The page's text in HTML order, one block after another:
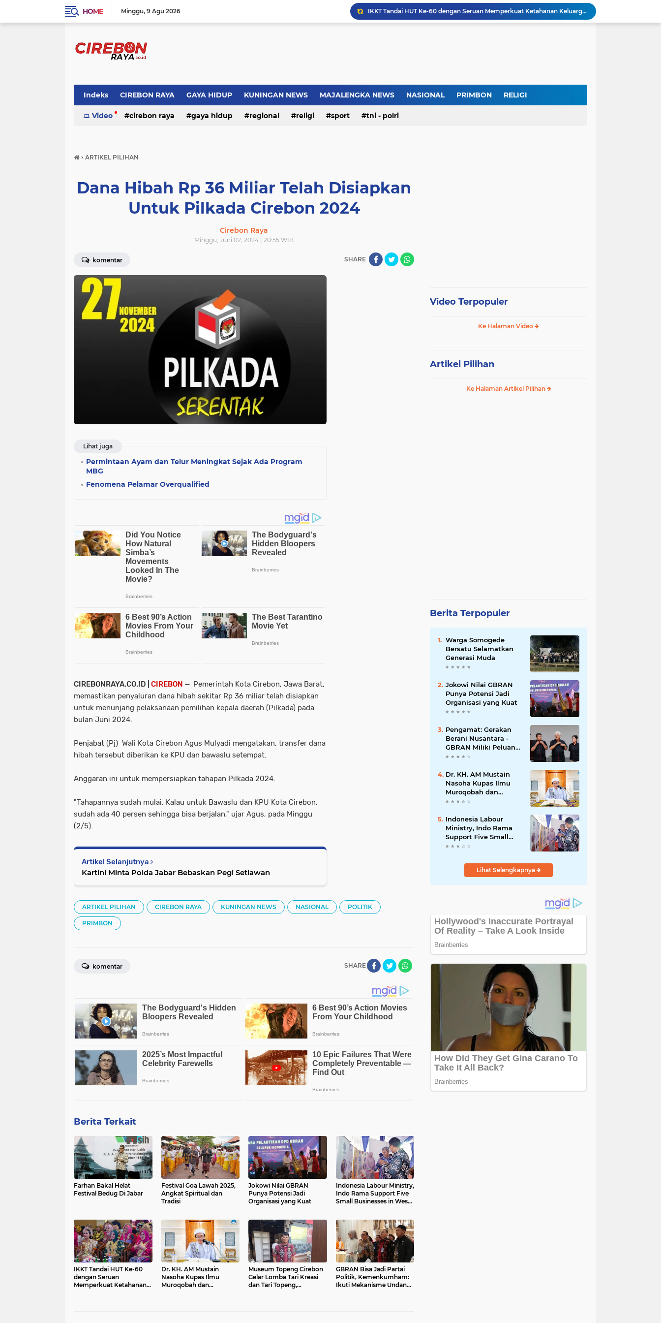
HOME Minggu 9 Agu 2026
IKKT Tandai HUT Ke-60 dengan Seruan Memperkuat Ketahanan Keluarga TNI
Warga Somogede Bersatu Selamatkan Generasi Muda
Jokowi Nilai GBRAN Punya Potensi Jadi Organisasi yang Kuat
Indeks CIREBON RAYA GAYA HIDUP KUNINGAN NEWS MAJALENGKA NEWS NASIONAL PRIMBON RELIGI
Video cirebon raya gaya hidup regional religi sport tni - polri
› ARTIKEL PILIHAN
Dana Hibah Rp 36 Miliar Telah Disiapkan
Untuk Pilkada Cirebon 2024
Cirebon Raya
Minggu, Juni 02, 2024 | 20:55 WIB
komentar SHARE
Lihat juga
Permintaan Ayam dan Telur Meningkat Sejak Ada Program
MBG
Fenomena Pelamar Overqualified
CIREBONRAYA.CO.ID | CIREBON — Pemerintah Kota Cirebon, Jawa Barat,
memastikan penyaluran dana hibah sekitar Rp 36 miliar telah disiapkan
untuk menunjang pelaksanaan pemilihan kepala daerah (Pilkada) pada
bulan Juni 2024.
Penjabat (Pj) Wali Kota Cirebon Agus Mulyadi mengatakan, transfer dana
hibah tersebut diberikan ke KPU dan bawaslu setempat.
Anggaran ini untuk mempersiapkan tahapan Pilkada 2024.
"Tahapannya sudah mulai. Kalau untuk Bawaslu dan KPU Kota Cirebon,
sudah ada 40 persen sehingga bisa berjalan," ujar Agus, pada Minggu
(2/5).
Artikel Selanjutnya
Kartini Minta Polda Jabar Bebaskan Pegi Setiawan
ARTIKEL PILIHAN CIREBON RAYA KUNINGAN NEWS NASIONAL POLITIK
PRIMBON
SHARE
komentar
Berita Terkait
Farhan Bakal Helat
Festival Bedug Di Jabar
Festival Goa Lawah 2025,
Angkat Spiritual dan
Tradisi
Jokowi Nilai GBRAN
Punya Potensi Jadi
Organisasi yang Kuat
Indonesia Labour Ministry,
Indo Rama Support Five
Small Businesses in West
IKKT Tandai HUT Ke-60
dengan Seruan
Memperkuat Ketahanan
Dr. KH. AM Mustain
Nasoha Kupas Ilmu
Muroqobah dan
Museum Topeng Cirebon
Gelar Lomba Tari Kreasi
dan Tari Topeng,
GBRAN Bisa Jadi Partai
Politik, Kemenkumham:
Ikuti Mekanisme Undang-
Video Terpopuler
Ke Halaman Video
Artikel Pilihan
Ke Halaman Artikel Pilihan
Berita Terpopuler
Warga Somogede
Bersatu Selamatkan
Generasi Muda
Jokowi Nilai GBRAN
Punya Potensi Jadi
Organisasi yang Kuat
Pengamat: Gerakan
Berani Nusantara -
GBRAN Miliki Peluang
Membangun
Dr. KH. AM Mustain
Nasoha Kupas Ilmu
Muroqobah dan
Ma'rifatullah dalam
Ulumuddin
Indonesia Labour
Ministry, Indo Rama
Support Five Small
Businesses in West
Lihat Selengkapnya